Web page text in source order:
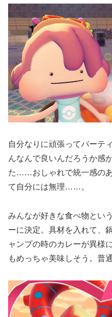
自分なりに頑張ってパーテ
んなんで良いんだろうか感
た……おしゃれで統一感の
て自分には無理……。
みんなが好きな食べ物とい
ーに決定。具材を入れて、
ャンプの時のカレーが異様
もめっちゃ美味しそう。普